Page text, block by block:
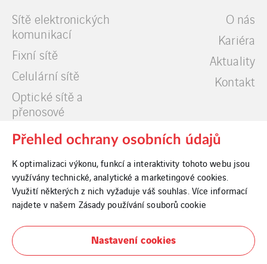
Sítě elektronických
komunikací
Fixní sítě
Celulární sítě
Optické sítě a
přenosové
Datová centra
O nás
Kariéra
Aktuality
Kontakt
Cookies
Právní informace
Přehled ochrany osobních údajů
K optimalizaci výkonu, funkcí a interaktivity tohoto webu jsou
využívány technické, analytické a marketingové cookies.
Využití některých z nich vyžaduje váš souhlas. Více informací
najdete v našem Zásady používání souborů cookie
Nastavení cookies